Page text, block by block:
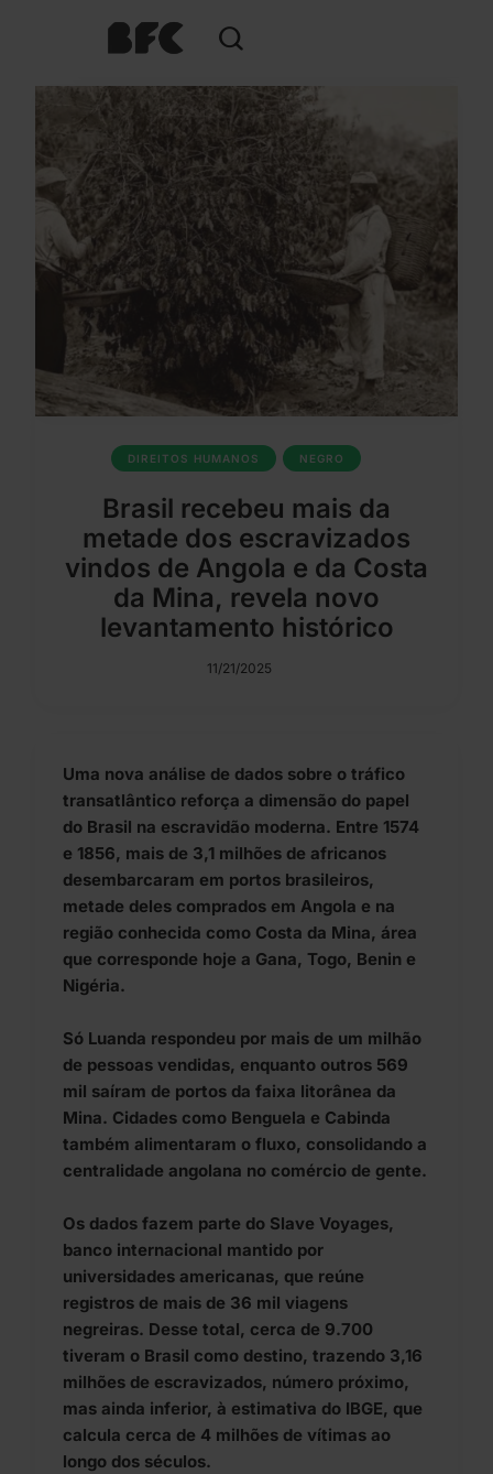
DIREITOS HUMANOS NEGRO
Brasil recebeu mais da
metade dos escravizados
vindos de Angola e da Costa
da Mina, revela novo
levantamento histórico
11/21/2025
Uma nova análise de dados sobre o tráfico
transatlântico reforça a dimensão do papel
do Brasil na escravidão moderna. Entre 1574
e 1856, mais de 3,1 milhões de africanos
desembarcaram em portos brasileiros,
metade deles comprados em Angola e na
região conhecida como Costa da Mina, área
que corresponde hoje a Gana, Togo, Benin e
Nigéria.
Só Luanda respondeu por mais de um milhão
de pessoas vendidas, enquanto outros 569
mil saíram de portos da faixa litorânea da
Mina. Cidades como Benguela e Cabinda
também alimentaram o fluxo, consolidando a
centralidade angolana no comércio de gente.
Os dados fazem parte do Slave Voyages,
banco internacional mantido por
universidades americanas, que reúne
registros de mais de 36 mil viagens
negreiras. Desse total, cerca de 9.700
tiveram o Brasil como destino, trazendo 3,16
milhões de escravizados, número próximo,
mas ainda inferior, à estimativa do IBGE, que
calcula cerca de 4 milhões de vítimas ao
longo dos séculos.